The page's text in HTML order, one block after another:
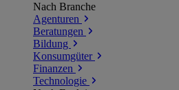
Nach Branche
Agenturen
Beratungen
Bildung
Konsumgüter
Finanzen
Technologie